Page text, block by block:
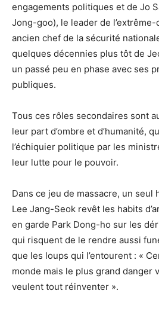
engagements politiques et de Jo
Jong-goo), le leader de
ancien chef de la sécurité
quelques décennies plus tôt de
un passé peu en phase avec ses
publiques.
Tous ces rôles secondaires sont
leur part d’ombre et d’humanité,
l’échiquier politique par les
leur lutte pour le pouvoir.
Dans ce jeu de massacre, un seul
Lee Jang-Seok revêt les habits
en garde Park Dong-ho sur les
qui risquent de le rendre aussi
que les loups qui l’entourent : «
monde mais le plus grand danger
veulent tout réinventer ».